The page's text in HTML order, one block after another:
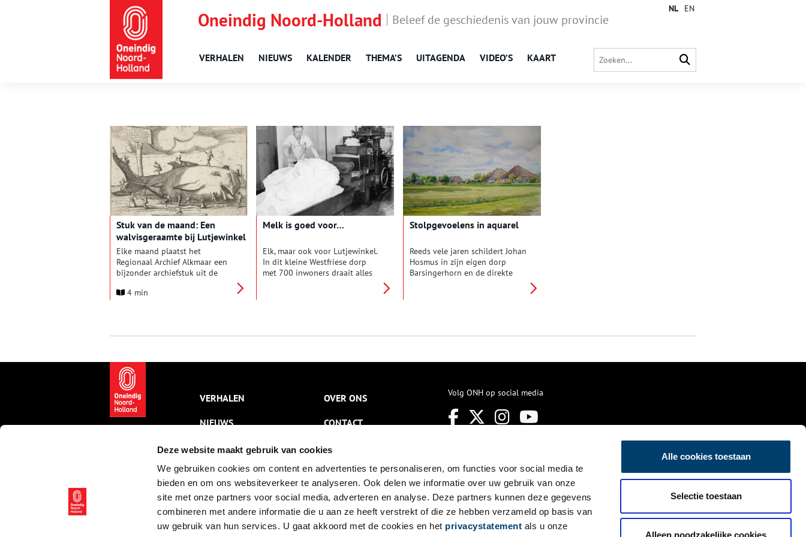
Deze website maakt gebruik van cookies
We gebruiken cookies om content en advertenties te personaliseren, om functies voor social media te
bieden en om ons websiteverkeer te analyseren. Ook delen we informatie over uw gebruik van onze
site met onze partners voor social media, adverteren en analyse. Deze partners kunnen deze gegevens
combineren met andere informatie die u aan ze heeft verstrekt of die ze hebben verzameld op basis van
uw gebruik van hun services. U gaat akkoord met de cookies en het privacystatement als u onze
Alle cookies toestaan
Selectie toestaan
Alleen noodzakelijke cookies
Oneindig Noord-Holland Beleef de geschiedenis van jouw provincie
VERHALEN NIEUWS KALENDER THEMA’S UITAGENDA VIDEO’S KAART
NL EN
Stuk van de maand: Een
walvisgeraamte bij Lutjewinkel
Elke maand plaatst het
Regionaal Archief Alkmaar een
bijzonder archiefstuk uit de
Deze keer: een verslag van de
4 min
Melk is goed voor…
Elk, maar ook voor Lutjewinkel.
In dit kleine Westfriese dorp
met 700 inwoners draait alles
Holland telt. Voor de Tweede
Stolpgevoelens in aquarel
Reeds vele jaren schildert Johan
Hosmus in zijn eigen dorp
Barsingerhorn en de direkte
om een beeld te bewaren als
VERHALEN
NIEUWS
KALENDER
THEMA’S
ACTIVITEITEN
VIDEO’S
OVER ONS
CONTACT
NIEUWSBRIEF
DISCLAIMER
PRIVACY
TOEGANKELIJKHEID
Volg ONH op social media